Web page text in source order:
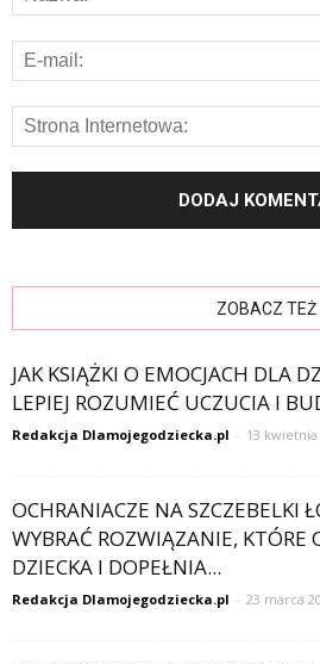
ZOBACZ TEŻ
JAK KSIĄŻKI O EMOCJACH DLA
LEPIEJ ROZUMIEĆ UCZUCIA I
Redakcja Dlamojegodziecka.pl - 13 kwietnia
OCHRANIACZE NA SZCZEBELKI
WYBRAĆ ROZWIĄZANIE, KTÓRE
DZIECKA I DOPEŁNIA...
Redakcja Dlamojegodziecka.pl - 23 marca